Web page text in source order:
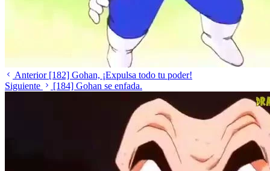
Anterior [182] Gohan, ¡Expulsa todo tu poder!
Siguiente
[184] Gohan se enfada.